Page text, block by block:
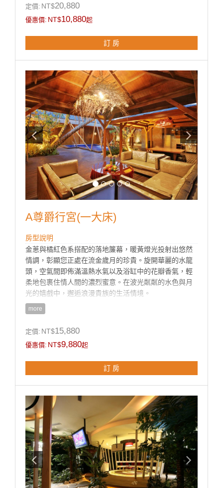
♦超大戶外露天泳池、大型烤肉爐設備、大冰箱♦豪華大
理石按摩浴缸、淋浴花灑.♦75吋液晶電視 + KTV、DVD
免費中西自助式早餐兩客07:00~10:00♦mini吧檯(附餅乾
定價: NT$20,880
優惠價: NT$10,880起
訂 房
A尊爵行宮(一大床)
房型說明
金蔥與橘紅色系搭配的落地簾幕，暖黃燈光投射出悠然
情調，彰顯您正處在流金歲月的珍貴。旋開華麗的水龍
頭，空氣間即佈滿溫熱水氣以及浴缸中的花瓣香氣，輕
柔地包裹住情人間的濃烈蜜意。在波光粼粼的水色與月
光的嬉戲中，邂逅浪漫貴族的生活情境。
♦超大戶外露天泳池、大型烤肉爐設備、大冰箱
♦豪華大理石按摩浴缸、淋浴花灑.
♦mini吧檯(附餅乾點心、礦泉水、罐裝飲料、咖啡包、茶
包各兩份)
♦此房型附專屬一房一車庫+一泳池
♦所有房型免費反針孔偵測
more
定價: NT$15,880
優惠價: NT$9,880起
訂 房